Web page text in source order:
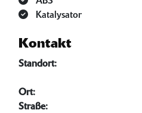
Katalysator
Kontakt
Standort:
Ort:
Straße: